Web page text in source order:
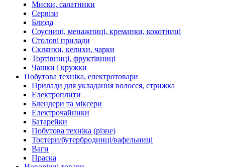
Миски, салатники
Сервізи
Блюда
Соусниці, менажниці, креманки, кокотниці
Столові прилади
Склянки, келихи, чарки
Тортівниці, фруктівниці
Чашки і кружки
Побутова техніка, електротовари
Прилади для укладання волосся, стрижка
Електроплити
Блендери та міксери
Електрочайники
Батарейки
Побутова техніка (різне)
Тостери/бутербродниці/вафельниці
Ваги
Праска